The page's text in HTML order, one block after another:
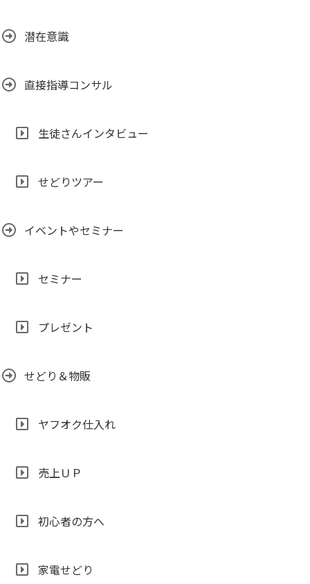
潜在意識
直接指導コンサル
生徒さんインタビュー
せどりツアー
イベントやセミナー
セミナー
プレゼント
せどり＆物販
ヤフオク仕入れ
売上ＵＰ
初心者の方へ
家電せどり